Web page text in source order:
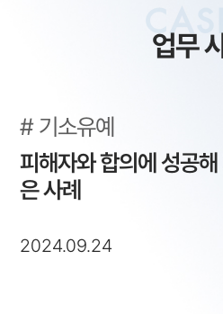
업무
기소유예
피해자와 합의에 성공
은 사례
2024.09.24